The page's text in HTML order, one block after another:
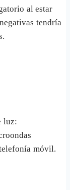
al estar
tendría
luz:
móvil.